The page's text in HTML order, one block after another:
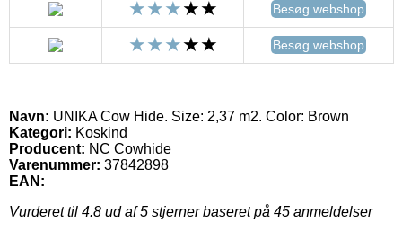
Besøg webshop
Besøg webshop
Navn: UNIKA Cow Hide. Size: 2,37 m2. Color: Brown
Kategori: Koskind
Producent: NC Cowhide
Varenummer: 37842898
EAN:
Vurderet til 4.8 ud af 5 stjerner baseret på 45 anmeldelser